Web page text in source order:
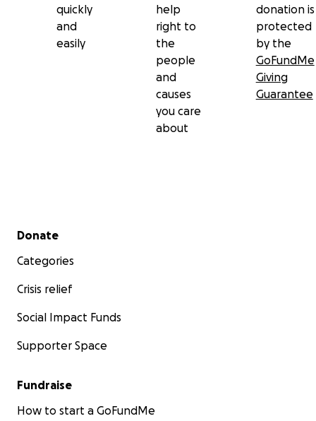
quickly
and
easily
help
right to
the
people
and
causes
you care
about
donation is
protected
by the
GoFundMe
Giving
Guarantee
Secondary menu
Donate
Categories
Crisis relief
Social Impact Funds
Supporter Space
Fundraise
How to start a GoFundMe